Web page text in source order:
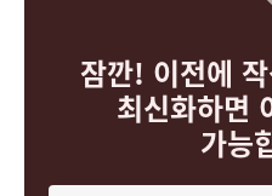
잠깐! 이전에
최신화하면
가능